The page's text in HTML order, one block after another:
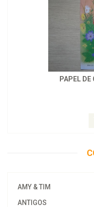
PAPEL
AMY & TIM
ANTIGOS